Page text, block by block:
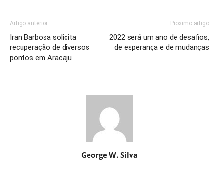
Artigo anterior
Iran Barbosa solicita
recuperação de diversos
pontos em Aracaju
Próximo artigo
2022 será um ano de desafios,
de esperança e de mudanças
George W. Silva